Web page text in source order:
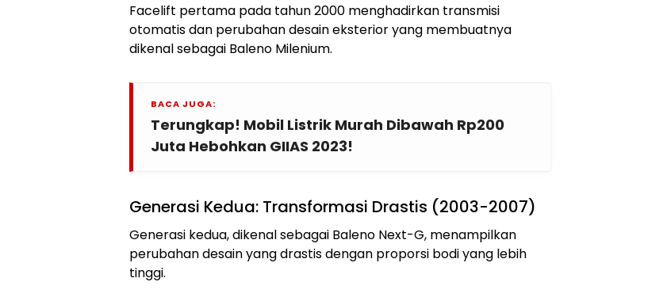
Facelift pertama pada tahun 2000 menghadirkan transmisi
otomatis dan perubahan desain eksterior yang membuatnya
dikenal sebagai Baleno Milenium.
BACA JUGA:
Terungkap! Mobil Listrik Murah Dibawah Rp200
Juta Hebohkan GIIAS 2023!
Generasi Kedua: Transformasi Drastis (2003-2007)
Generasi kedua, dikenal sebagai Baleno Next-G, menampilkan
perubahan desain yang drastis dengan proporsi bodi yang lebih
tinggi.